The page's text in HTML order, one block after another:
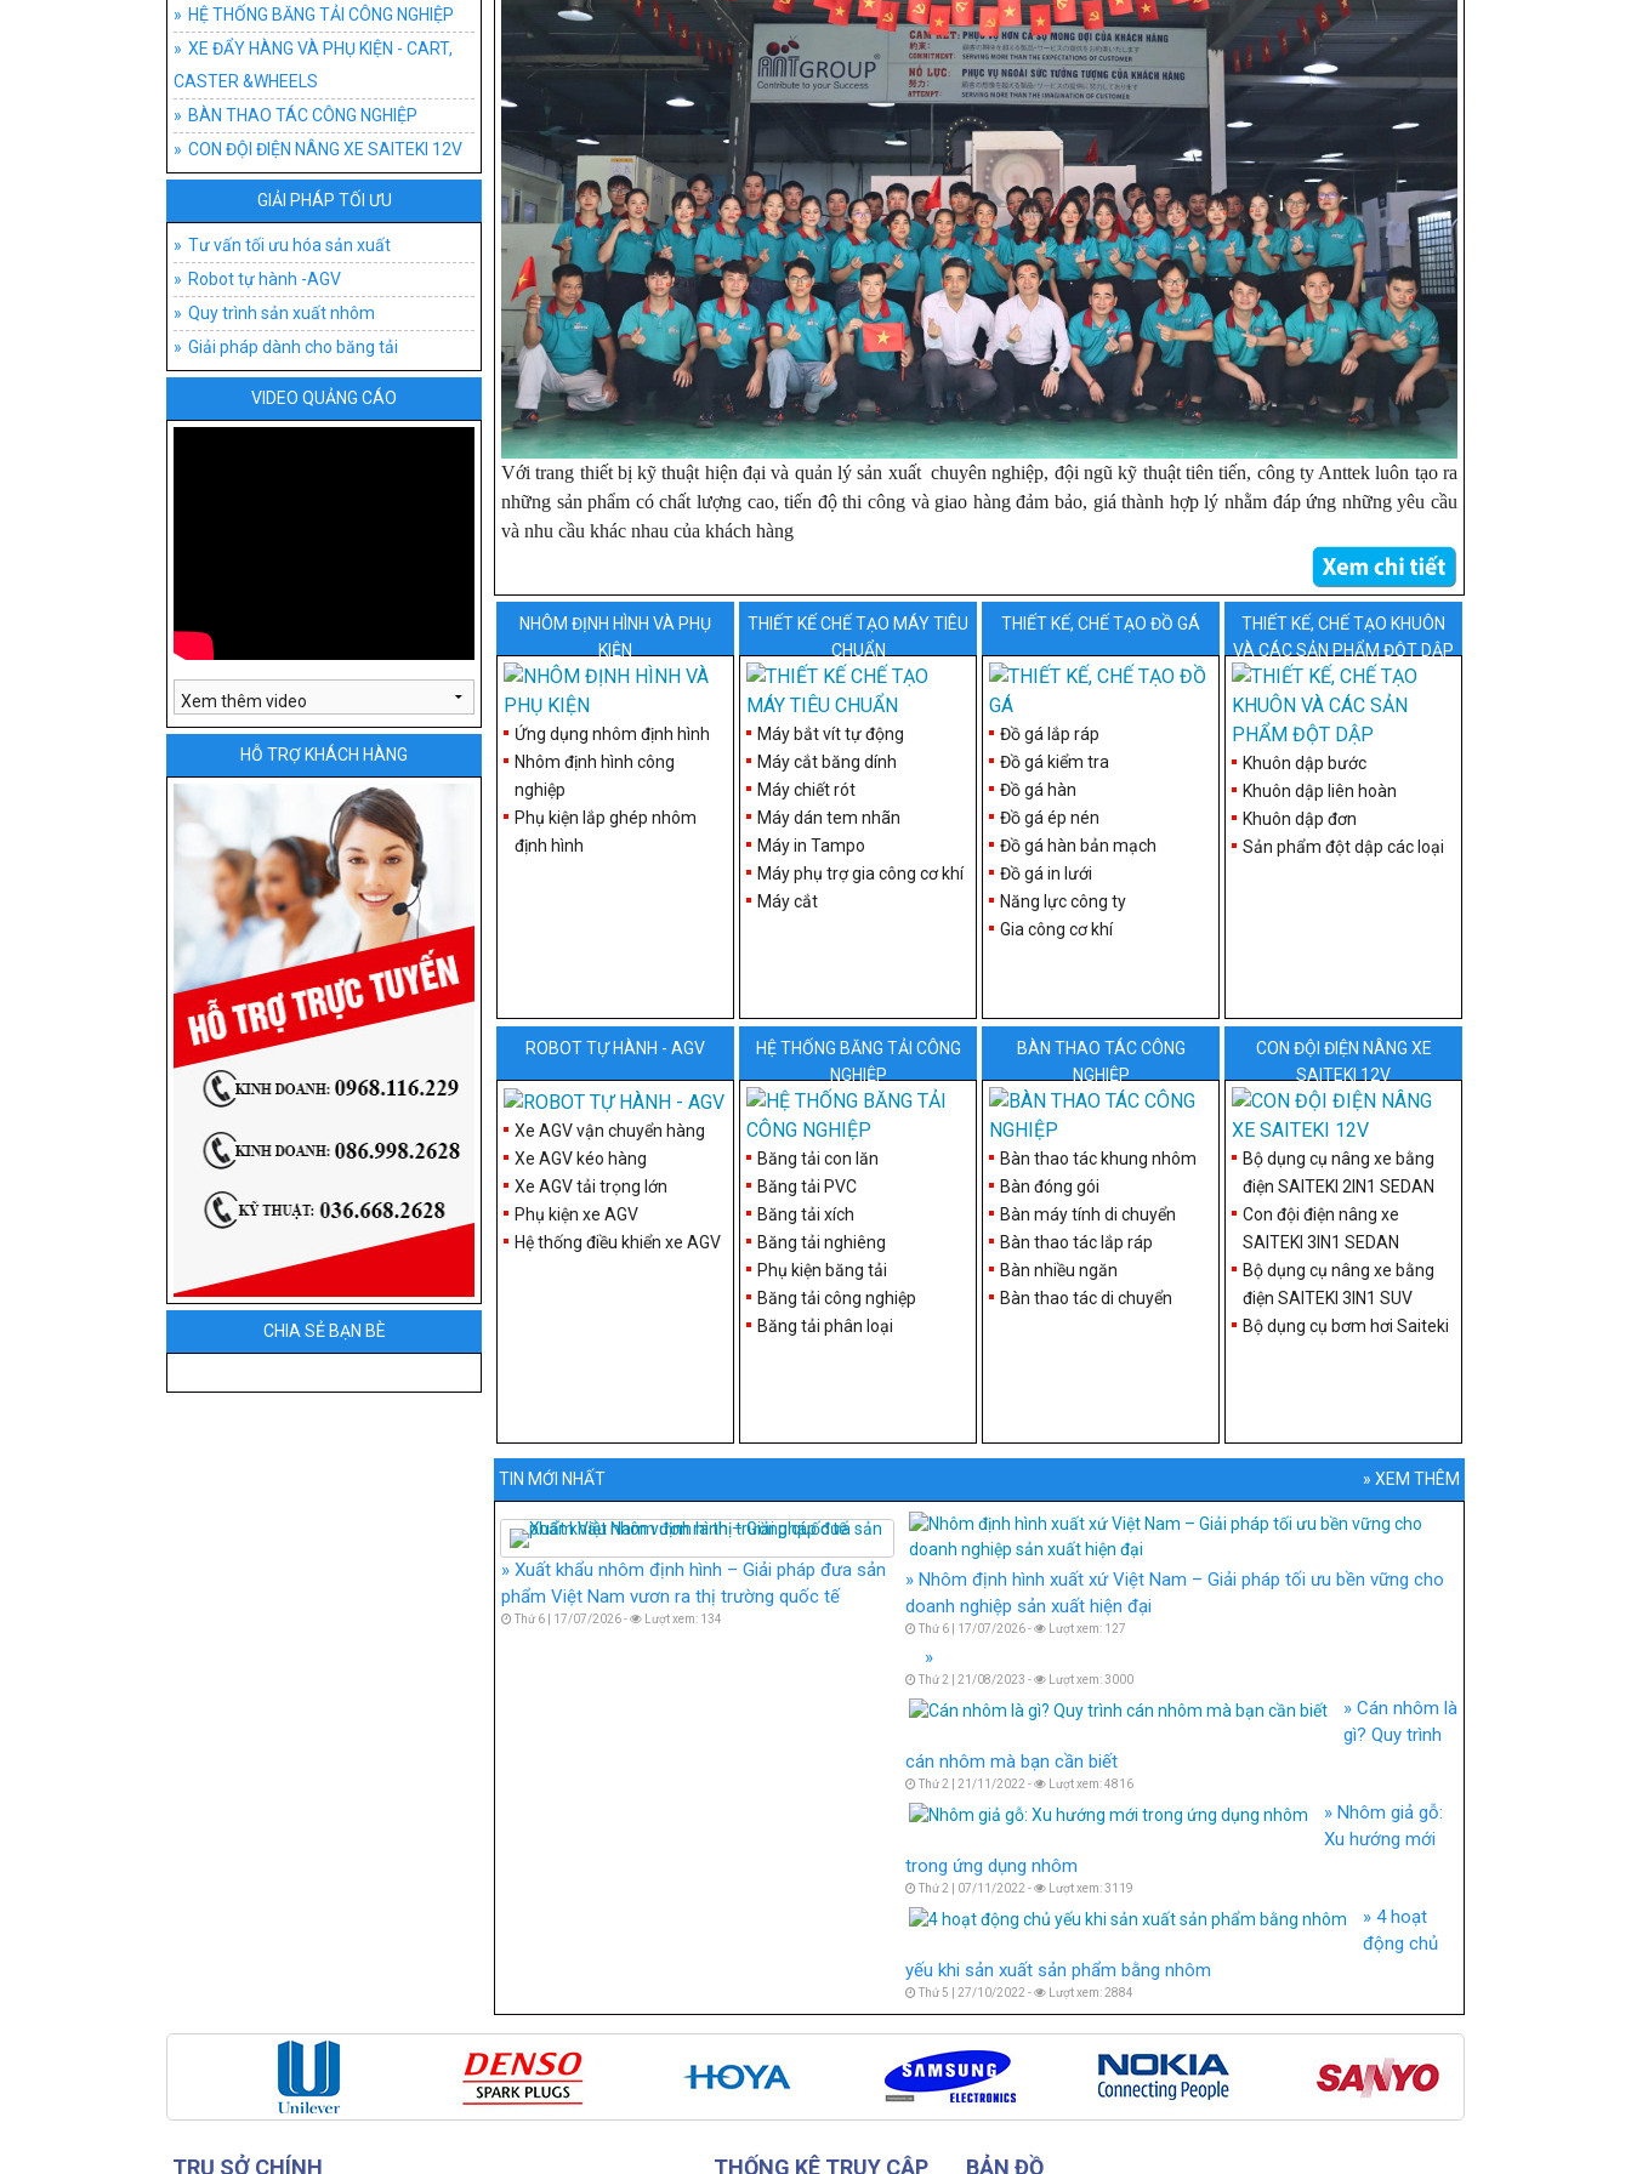
HỆ THỐNG BĂNG TẢI CÔNG NGHIỆP
XE ĐẨY HÀNG VÀ PHỤ KIỆN - CART,
CASTER &WHEELS
BÀN THAO TÁC CÔNG NGHIỆP
CON ĐỘI ĐIỆN NÂNG XE SAITEKI 12V
GIẢI PHÁP TỐI ƯU
Tư vấn tối ưu hóa sản xuất
Robot tự hành -AGV
Quy trình sản xuất nhôm
Giải pháp dành cho băng tải
VIDEO QUẢNG CÁO
HỖ TRỢ KHÁCH HÀNG
CHIA SẺ BẠN BÈ
Với trang thiết bị kỹ thuật hiện đại và quản lý sản xuất chuyên nghiệp, đội ngũ kỹ thuật tiên tiến, công ty Anttek luôn tạo ra
những sản phẩm có chất lượng cao, tiến độ thi công và giao hàng đảm bảo, giá thành hợp lý nhằm đáp ứng những yêu cầu
và nhu cầu khác nhau của khách hàng
NHÔM ĐỊNH HÌNH VÀ PHỤ
KIỆN
Ứng dụng nhôm định hình
Nhôm định hình công
nghiệp
Phụ kiện lắp ghép nhôm
định hình
THIẾT KẾ CHẾ TẠO MÁY TIÊU
CHUẨN
Máy bắt vít tự động
Máy cắt băng dính
Máy chiết rót
Máy dán tem nhãn
Máy in Tampo
Máy phụ trợ gia công cơ khí
Máy cắt
THIẾT KẾ, CHẾ TẠO ĐỒ GÁ
Đồ gá lắp ráp
Đồ gá kiểm tra
Đồ gá hàn
Đồ gá ép nén
Đồ gá hàn bản mạch
Đồ gá in lưới
Năng lực công ty
Gia công cơ khí
THIẾT KẾ, CHẾ TẠO KHUÔN
VÀ CÁC SẢN PHẨM ĐỘT DẬP
Khuôn dập bước
Khuôn dập liên hoàn
Khuôn dập đơn
Sản phẩm đột dập các loại
ROBOT TỰ HÀNH - AGV
Xe AGV vận chuyển hàng
Xe AGV kéo hàng
Xe AGV tải trọng lớn
Phụ kiện xe AGV
Hệ thống điều khiển xe AGV
HỆ THỐNG BĂNG TẢI CÔNG
NGHIỆP
Băng tải con lăn
Băng tải PVC
Băng tải xích
Băng tải nghiêng
Phụ kiện băng tải
Băng tải công nghiệp
Băng tải phân loại
BÀN THAO TÁC CÔNG
NGHIỆP
Bàn thao tác khung nhôm
Bàn đóng gói
Bàn máy tính di chuyển
Bàn thao tác lắp ráp
Bàn nhiều ngăn
Bàn thao tác di chuyển
CON ĐỘI ĐIỆN NÂNG XE
SAITEKI 12V
Bộ dụng cụ nâng xe bằng
điện SAITEKI 2IN1 SEDAN
Con đội điện nâng xe
SAITEKI 3IN1 SEDAN
Bộ dụng cụ nâng xe bằng
điện SAITEKI 3IN1 SUV
Bộ dụng cụ bơm hơi Saiteki
TIN MỚI NHẤT » XEM THÊM
Xuất khẩu nhôm định hình – Giải pháp đưa sản
phẩm Việt Nam vươn ra thị trường quốc tế
Thứ 6 | 17/07/2026 - Lượt xem: 134
Nhôm định hình xuất xứ Việt Nam – Giải pháp tối ưu bền vững cho
doanh nghiệp sản xuất hiện đại
Thứ 6 | 17/07/2026 - Lượt xem: 127
Thứ 2 | 21/08/2023 - Lượt xem: 3000
Cán nhôm là
gì? Quy trình
cán nhôm mà bạn cần biết
Thứ 2 | 21/11/2022 - Lượt xem: 4816
Nhôm giả gỗ:
Xu hướng mới
trong ứng dụng nhôm
Thứ 2 | 07/11/2022 - Lượt xem: 3119
4 hoạt
động chủ
yếu khi sản xuất sản phẩm bằng nhôm
Thứ 5 | 27/10/2022 - Lượt xem: 2884
TRỤ SỞ CHÍNH THỐNG KÊ TRUY CẬP BẢN ĐỒ